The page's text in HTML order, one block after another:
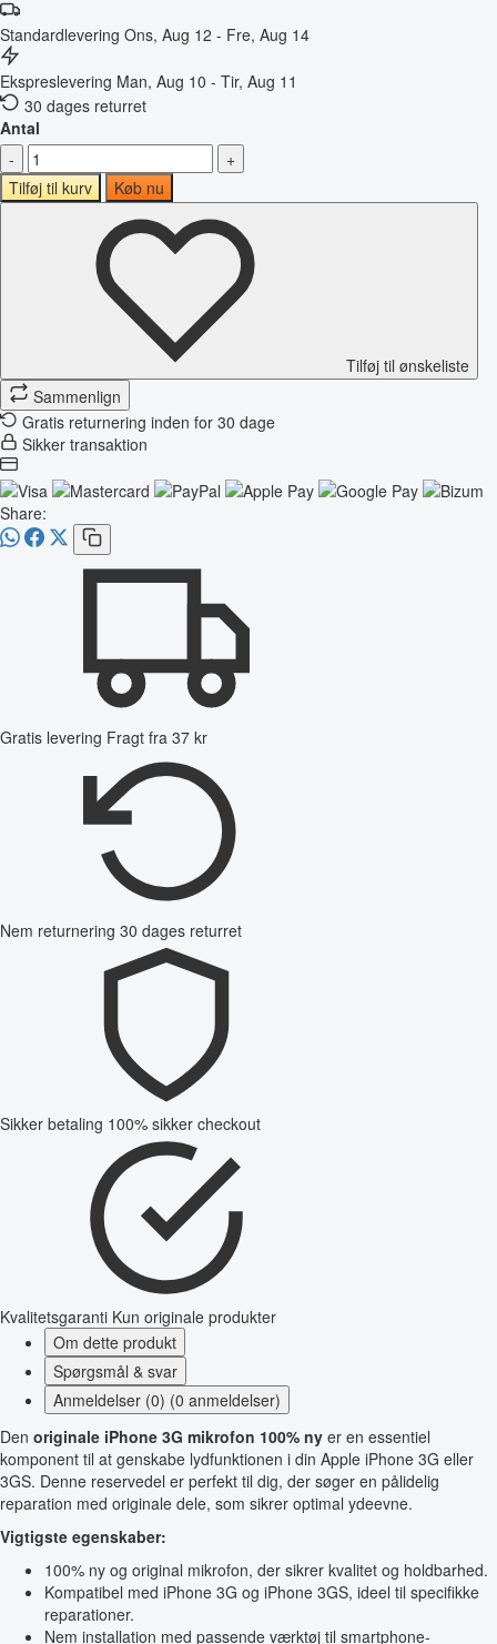
Standardlevering Ons, Aug 12 - Fre, Aug 14
Ekspreslevering Man, Aug 10 - Tir, Aug 11
30 dages returret
Antal
-
+
Tilføj til kurv
Køb nu
Tilføj til ønskeliste
Sammenlign
Gratis returnering inden for 30 dage
Sikker transaktion
Share:
Gratis levering Fragt fra 37 kr
Nem returnering 30 dages returret
Sikker betaling 100% sikker checkout
Kvalitetsgaranti Kun originale produkter
Om dette produkt
Spørgsmål & svar
Anmeldelser (0) (0 anmeldelser)
Den originale iPhone 3G mikrofon 100% ny er en essentiel
komponent til at genskabe lydfunktionen i din Apple iPhone 3G eller
3GS. Denne reservedel er perfekt til dig, der søger en pålidelig
reparation med originale dele, som sikrer optimal ydeevne.
Vigtigste egenskaber:
100% ny og original mikrofon, der sikrer kvalitet og holdbarhed.
Kompatibel med iPhone 3G og iPhone 3GS, ideel til specifikke
reparationer.
Nem installation med passende værktøj til smartphone-